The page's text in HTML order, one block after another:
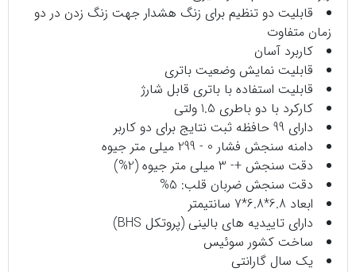
قابلیت دو تنظیم برای زنگ هشدار جهت زنگ زدن در دو
زمان متفاوت
کاربرد آسان
قابلیت نمایش وضعیت باتری
قابلیت استفاده با باتری قابل شارژ
کارکرد با دو باطری 1.5 ولتی
دارای 99 حافظه ثبت نتایج برای دو کاربر
دامنه سنجش فشار 0 - 299 میلی متر جیوه
دقت سنجش +- 3 میلی متر جیوه (2%)
دقت سنجش ضربان قلب: 5%
ابعاد 6.8*6.8*7 سانتیمتر
دارای تاییدیه های بالینی (پروتکل BHS)
ساخت کشور سوئیس
یک سال گارانتی